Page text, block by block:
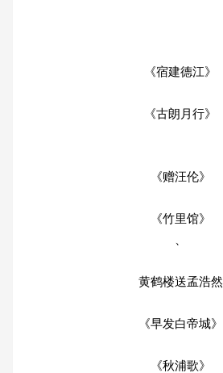
《宿建德江》
《古朗月行》
《赠汪伦》
《竹里馆》
黄鹤楼送孟浩然
《早发白帝城》
《秋浦歌》